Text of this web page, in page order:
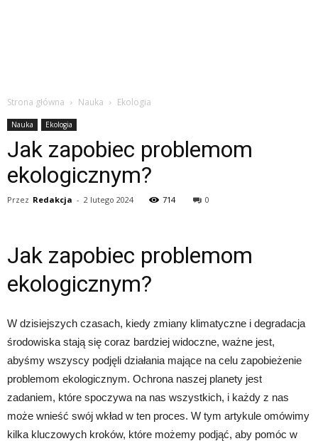
Strona główna Nauka Ekologia
Nauka Ekologia
Jak zapobiec problemom
ekologicznym?
Przez Redakcja - 2 lutego 2024 714 0
Jak zapobiec problemom
ekologicznym?
W dzisiejszych czasach, kiedy zmiany klimatyczne i degradacja
środowiska stają się coraz bardziej widoczne, ważne jest,
abyśmy wszyscy podjęli działania mające na celu zapobieżenie
problemom ekologicznym. Ochrona naszej planety jest
zadaniem, które spoczywa na nas wszystkich, i każdy z nas
może wnieść swój wkład w ten proces. W tym artykule omówimy
kilka kluczowych kroków, które możemy podjąć, aby pomóc w